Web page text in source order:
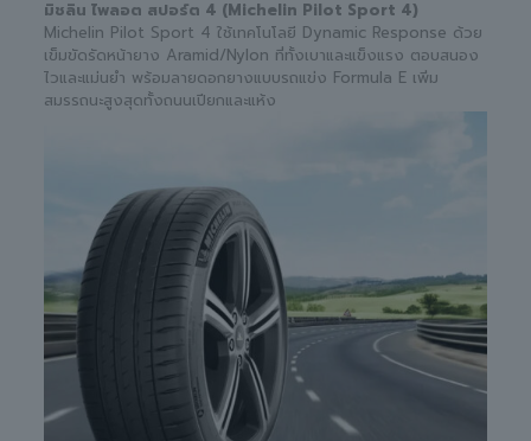
มิชลิน ไพลอต สปอร์ต 4 (Michelin Pilot Sport 4)
Michelin Pilot Sport 4 ใช้เทคโนโลยี Dynamic Response ด้วย
เข็มขัดรัดหน้ายาง Aramid/Nylon ที่ทั้งเบาและแข็งแรง ตอบสนอง
ไวและแม่นยำ พร้อมลายดอกยางแบบรถแข่ง Formula E เพิ่ม
สมรรถนะสูงสุดทั้งถนนเปียกและแห้ง